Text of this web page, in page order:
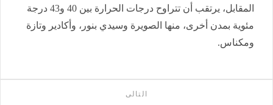
المقابل، يرتقب أن تتراوح درجات الحرارة بين 40 و43 درجة
مئوية بمدن أخرى، منها الصويرة وسيدي بنور، وأكادير وتازة
ومكناس.
التالى